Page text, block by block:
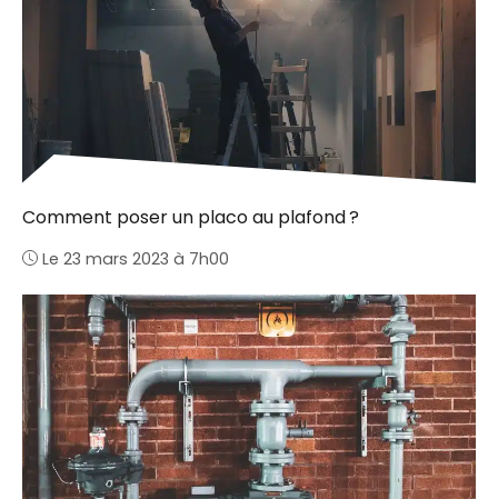
Comment poser un placo au plafond ?
Le 23 mars 2023 à 7h00